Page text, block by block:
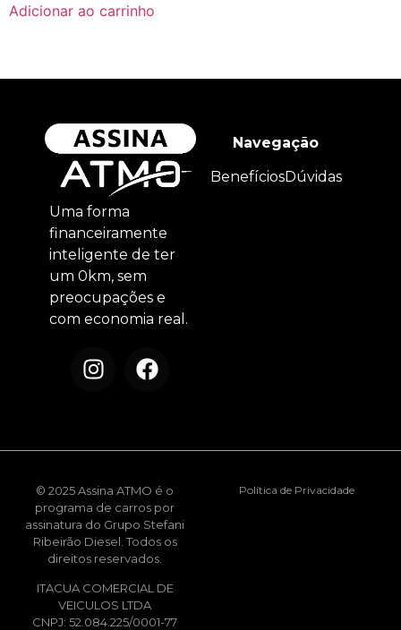
Adicionar ao carrinho
Uma forma
financeiramente
inteligente de ter
um 0km, sem
preocupações e
com economia real.
Navegação
BenefíciosDúvidas
© 2025 Assina ATMO é o
programa de carros por
assinatura do Grupo Stefani
Ribeirão Diesel. Todos os
direitos reservados.
ITACUA COMERCIAL DE
VEICULOS LTDA
CNPJ: 52.084.225/0001-77
Política de Privacidade